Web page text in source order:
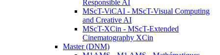
Responsible AI
MScT-ViCAI - MScT-Visual Computing
and Creative AI
MScT-XCin - MScT-Extended
Cinematography XCin
Master (DNM)